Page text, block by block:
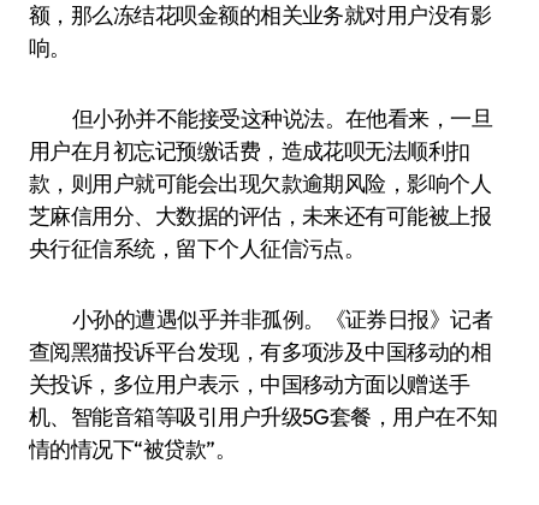
额，那么冻结花呗金额的相关业务就对用户没有影
响。
但小孙并不能接受这种说法。在他看来，一旦
用户在月初忘记预缴话费，造成花呗无法顺利扣
款，则用户就可能会出现欠款逾期风险，影响个人
芝麻信用分、大数据的评估，未来还有可能被上报
央行征信系统，留下个人征信污点。
小孙的遭遇似乎并非孤例。《证券日报》记者
查阅黑猫投诉平台发现，有多项涉及中国移动的相
关投诉，多位用户表示，中国移动方面以赠送手
机、智能音箱等吸引用户升级5G套餐，用户在不知
情的情况下“被贷款”。